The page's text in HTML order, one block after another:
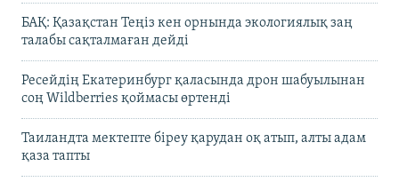
БАҚ: Қазақстан Теңіз кен орнында экологиялық заң
талабы сақталмаған дейді
Ресейдің Екатеринбург қаласында дрон шабуылынан
соң Wildberries қоймасы өртенді
Таиландта мектепте біреу қарудан оқ атып, алты адам
қаза тапты